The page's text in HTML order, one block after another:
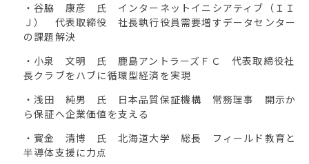
・谷脇 康彦 氏 インターネットイニシアティブ（ＩＩ
Ｊ） 代表取締役 社長執行役員需要増すデータセンター
の課題解決
・小泉 文明 氏 鹿島アントラーズＦＣ 代表取締役社
長クラブをハブに循環型経済を実現
・浅田 純男 氏 日本品質保証機構 常務理事 開示か
ら保証へ企業価値を支える
・寳金 清博 氏 北海道大学 総長 フィールド教育と
半導体支援に力点